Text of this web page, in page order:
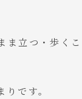
立つ・歩くこ
です。